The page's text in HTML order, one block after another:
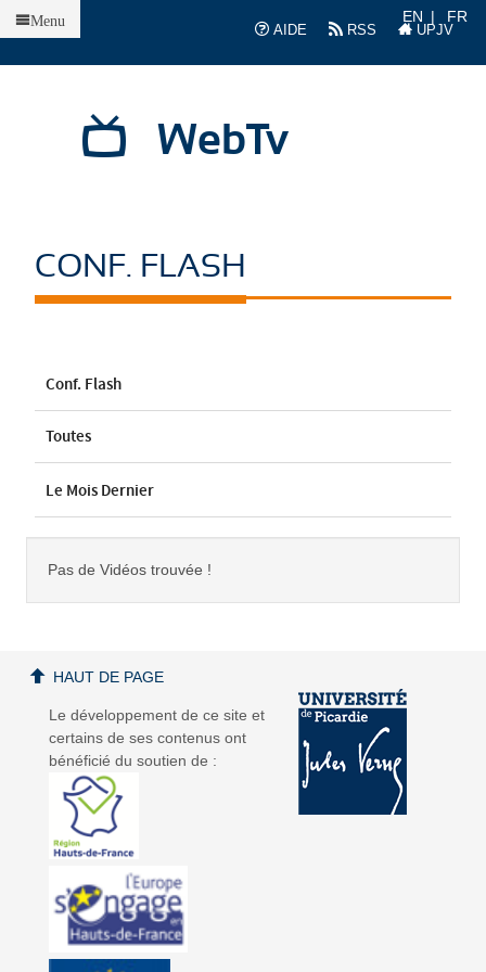
AIDE
RSS UPJV
EN FR
WebTv
Menu
CONF. FLASH
Conf. Flash
Toutes
Le Mois Dernier
Pas de Vidéos trouvée !
Le développement de ce site et
certains de ses contenus ont
bénéficié du soutien de :
HAUT DE PAGE